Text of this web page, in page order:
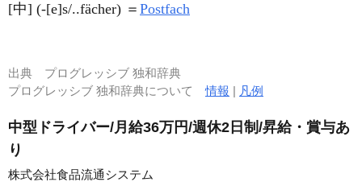
[中] (-[e]s/..fächer) ＝ Postfach
出典 プログレッシブ 独和辞典
プログレッシブ 独和辞典について情報 | 凡例
中型ドライバー/月給36万円/週休2日制/昇給・賞与あ
り
株式会社食品流通システム